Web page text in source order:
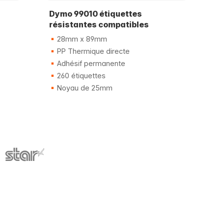
Dymo 99010 étiquettes
résistantes compatibles
28mm x 89mm
PP Thermique directe
Adhésif permanente
260 étiquettes
Noyau de 25mm